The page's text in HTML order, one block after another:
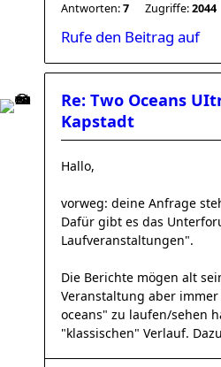
Antworten:7 Zugriffe:2044
Rufe den Beitrag auf
Re: Two Oceans
Kapstadt
Hallo,
vorweg: deine Anfrage
Dafür gibt es das
Laufveranstaltungen".
Die Berichte mögen alt
Veranstaltung aber
oceans" zu laufen/sehen
"klassischen" Verlauf.